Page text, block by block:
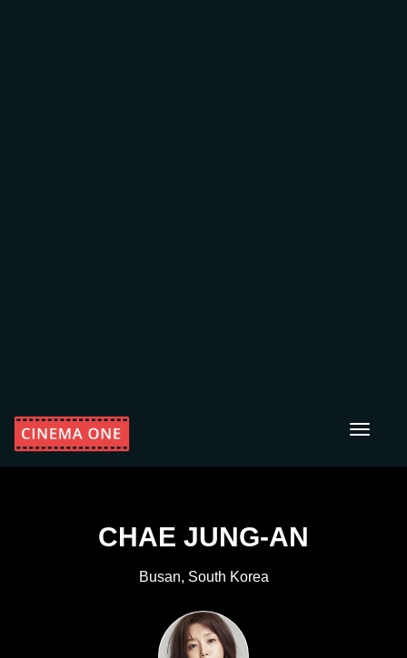
Toggle
CHAE JUNG-AN
Busan, South Korea